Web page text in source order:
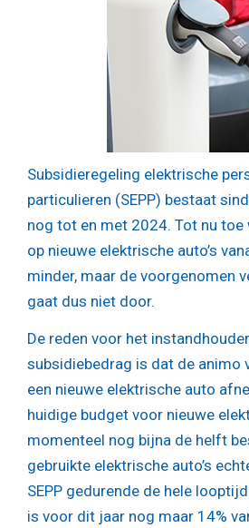
Subsidieregeling elektrische
particulieren (SEPP) bestaat
nog tot en met 2024. Tot nu toe
op nieuwe elektrische auto’s
minder, maar de voorgenomen
gaat dus niet door.
De reden voor het
subsidiebedrag is dat de animo
een nieuwe elektrische auto
huidige budget voor nieuwe
momenteel nog bijna de helft
gebruikte elektrische auto’s
SEPP gedurende de hele
is voor dit jaar nog maar 14%